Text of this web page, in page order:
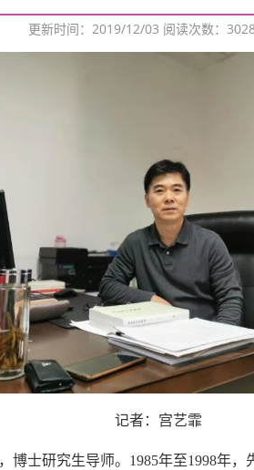
更新时间：2019/12/03 阅读次数：
记者：宫艺霏
博士研究生导师。1985年至1998年